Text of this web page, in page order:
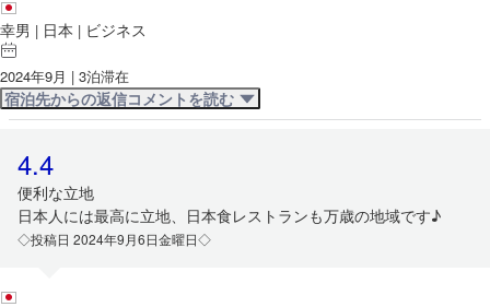
幸男 | 日本 | ビジネス
2024年9月 | 3泊滞在
宿泊先からの返信コメントを読む
4.4
便利な立地
日本人には最高に立地、日本食レストランも万歳の地域です♪
◇投稿日 2024年9月6日金曜日◇